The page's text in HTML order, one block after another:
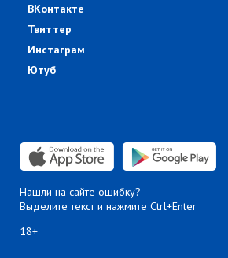
ВКонтакте
Твиттер
Инстаграм
Ютуб
Нашли на сайте ошибку?
Выделите текст и нажмите Ctrl+Enter
18+